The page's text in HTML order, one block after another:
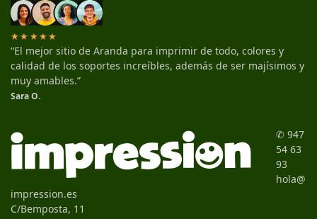
★★★★★
“El mejor sitio de Aranda para imprimir de todo, colores y
calidad de los soportes increíbles, además de ser majísimos y
muy amables.”
Sara O.
✆ 947
54 63
93
hola@
impression.es
C/Bemposta, 11